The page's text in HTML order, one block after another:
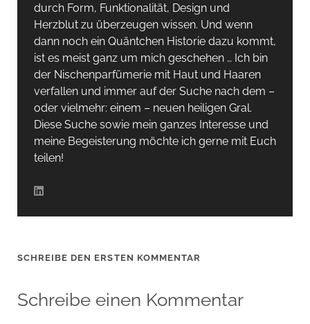
durch Form, Funktionalität, Design und
Herzblut zu überzeugen wissen. Und wenn
dann noch ein Quäntchen Historie dazu kommt,
ist es meist ganz um mich geschehen … Ich bin
der Nischenparfümerie mit Haut und Haaren
verfallen und immer auf der Suche nach dem –
oder vielmehr: einem – neuen heiligen Gral.
Diese Suche sowie mein ganzes Interesse und
meine Begeisterung möchte ich gerne mit Euch
teilen!
SCHREIBE DEN ERSTEN KOMMENTAR
Schreibe einen Kommentar